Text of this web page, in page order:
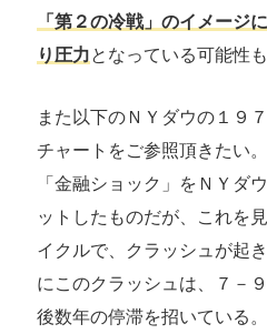
「第２の冷戦」のイメージ
り圧力となっている可能性
また以下のＮＹダウの１９
チャートをご参照頂きたい
「金融ショック」をＮＹダ
ットしたものだが、これを
イクルで、クラッシュが起
にこのクラッシュは、７－
後数年の停滞を招いている